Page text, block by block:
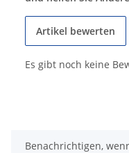
Artikel bewerten
Es gibt noch keine
Benachrichtigen,